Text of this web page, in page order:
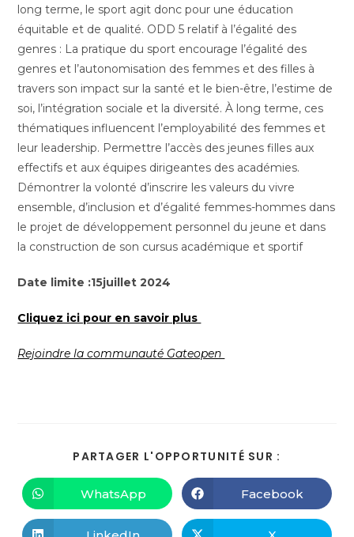
long terme, le sport agit donc pour une éducation
équitable et de qualité. ODD 5 relatif à l’égalité des
genres : La pratique du sport encourage l’égalité des
genres et l’autonomisation des femmes et des filles à
travers son impact sur la santé et le bien-être, l’estime de
soi, l’intégration sociale et la diversité. À long terme, ces
thématiques influencent l’employabilité des femmes et
leur leadership. Permettre l’accès des jeunes filles aux
effectifs et aux équipes dirigeantes des académies.
Démontrer la volonté d’inscrire les valeurs du vivre
ensemble, d’inclusion et d’égalité femmes-hommes dans
le projet de développement personnel du jeune et dans
la construction de son cursus académique et sportif
Date limite :15juillet 2024
Cliquez ici pour en savoir plus
Rejoindre la communauté Gateopen
PARTAGER L'OPPORTUNITÉ SUR :
WhatsApp Facebook